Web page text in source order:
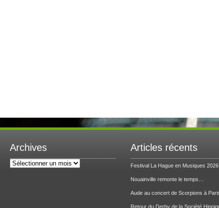
Archives
Archives
Articles récents
Festival La Hague en Musiques 2026
Nouainville remonte le temps…
Aude au concert de Scorpions à
Retour du Derby de la Société